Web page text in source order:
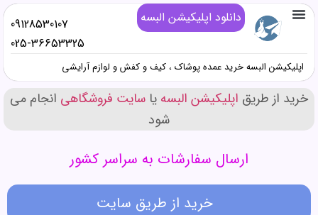
دانلود اپلیکیشن البسه
025-36653325
09128530107
اپلیکیشن البسه خرید عمده پوشاک ، کیف و کفش و لوازم آرایشی
خرید از طریق اپلیکیشن البسه یا سایت فروشگاهی انجام می
شود
ارسال سفارشات به سراسر کشور
خرید از طریق سایت